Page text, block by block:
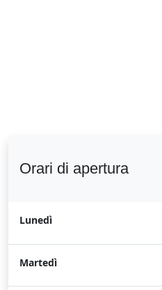
Orari di apertura
Lunedì
Martedì